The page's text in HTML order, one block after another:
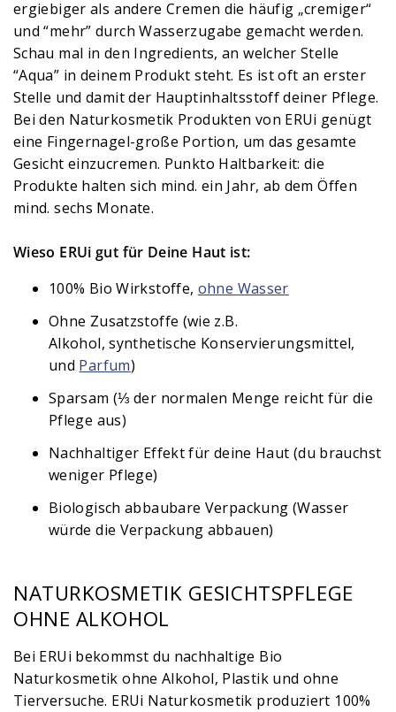
ergiebiger als andere Cremen die häufig „cremiger“
und “mehr” durch Wasserzugabe gemacht werden.
Schau mal in den Ingredients, an welcher Stelle
“Aqua” in deinem Produkt steht. Es ist oft an erster
Stelle und damit der Hauptinhaltsstoff deiner Pflege.
Bei den Naturkosmetik Produkten von ERUi genügt
eine Fingernagel-große Portion, um das gesamte
Gesicht einzucremen. Punkto Haltbarkeit: die
Produkte halten sich mind. ein Jahr, ab dem Öffen
mind. sechs Monate.
Wieso ERUi gut für Deine Haut ist:
100% Bio Wirkstoffe, ohne Wasser
Ohne Zusatzstoffe (wie z.B.
Alkohol, synthetische Konservierungsmittel,
und Parfum)
Sparsam (⅓ der normalen Menge reicht für die
Pflege aus)
Nachhaltiger Effekt für deine Haut (du brauchst
weniger Pflege)
Biologisch abbaubare Verpackung (Wasser
würde die Verpackung abbauen)
NATURKOSMETIK GESICHTSPFLEGE
OHNE ALKOHOL
Bei ERUi bekommst du nachhaltige Bio
Naturkosmetik ohne Alkohol, Plastik und ohne
Tierversuche. ERUi Naturkosmetik produziert 100%